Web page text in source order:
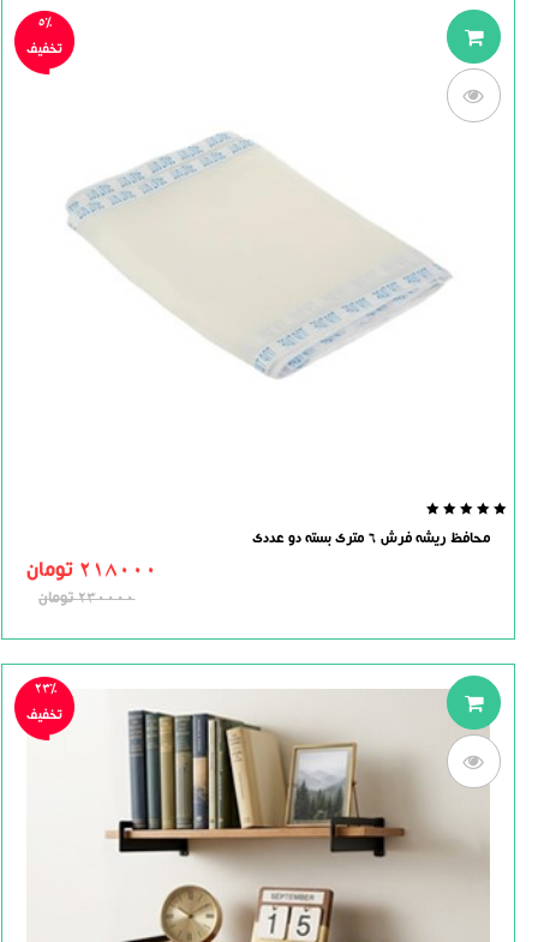
0.0
out
5%
تخفیف
محافظ ریشه فرش 6 متری بسته دو عددی
218000 تومان
230000تومان
23%
تخفیف